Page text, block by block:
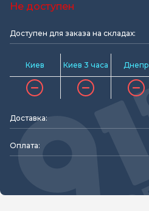
Не доступен
Доступен для заказа на складах:
Киев Киев 3 часа Днепр
Доставка:
Оплата: